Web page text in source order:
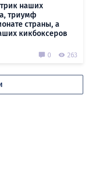
наших
триумф
страны, а
кикбоксеров
0 263